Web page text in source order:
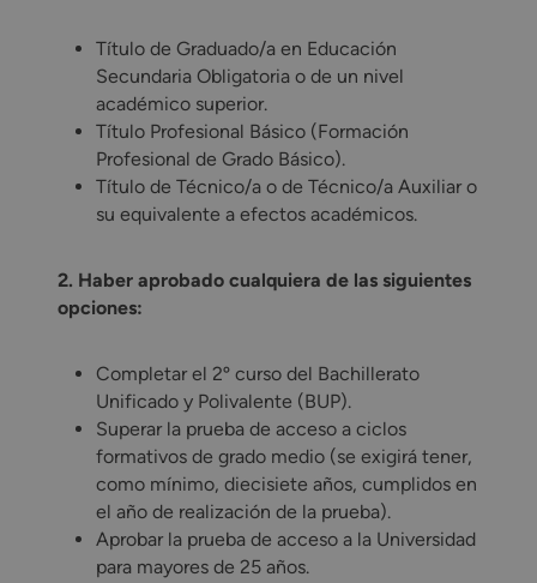
Título de Graduado/a en Educación
Secundaria Obligatoria o de un nivel
académico superior.
Título Profesional Básico (Formación
Profesional de Grado Básico).
Título de Técnico/a o de Técnico/a Auxiliar o
su equivalente a efectos académicos.
2. Haber aprobado cualquiera de las siguientes
opciones:
Completar el 2º curso del Bachillerato
Unificado y Polivalente (BUP).
Superar la prueba de acceso a ciclos
formativos de grado medio (se exigirá tener,
como mínimo, diecisiete años, cumplidos en
el año de realización de la prueba).
Aprobar la prueba de acceso a la Universidad
para mayores de 25 años.